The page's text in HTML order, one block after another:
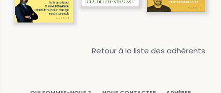
Retour à la liste des adhérents